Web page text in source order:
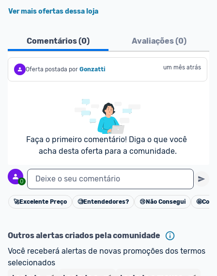
Ver mais ofertas dessa loja
Comentários (0) Avaliações (0)
Oferta postada por Gonzatti um mês atrás
Faça o primeiro comentário! Diga o que você
acha desta oferta para a comunidade.
0 Deixe o seu comentário
Cancelar
🚀Excelente Preço 🧐Entendedores? 😢 Não Consegui 🤩
Outros alertas criados pela comunidade
Você receberá alertas de novas promoções dos termos
selecionados